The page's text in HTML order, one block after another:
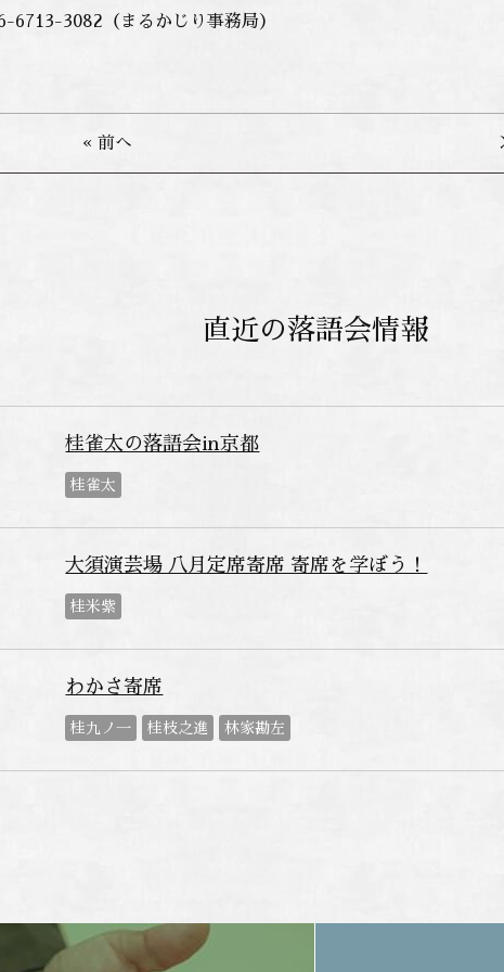
3082（まるかじり事務局）
« 前へ
直近の落語会情報
桂雀太の落語会in京都
桂雀太
大須演芸場 八月定席寄席 寄席を学ぼう！
桂米紫
わかさ寄席
桂九ノ一 桂枝之進 林家勘左